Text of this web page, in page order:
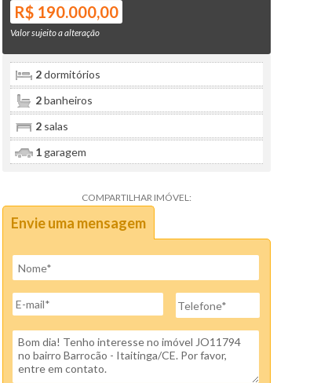
R$ 190.000,00
Valor sujeito a alteração
2dormitórios
2banheiros
2 salas
1 garagem
COMPARTILHAR IMÓVEL:
Envie uma mensagem